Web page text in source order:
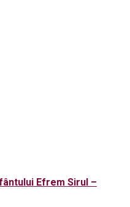
Efrem Sirul –